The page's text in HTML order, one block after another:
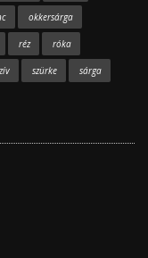
okkersárga
réz róka
szürke sárga